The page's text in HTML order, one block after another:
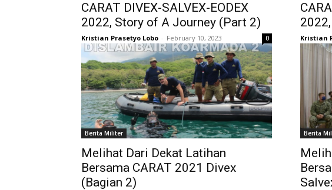
CARAT DIVEX-SALVEX-EODEX
2022, Story of A Journey (Part 2)
Kristian Prasetyo Lobo - February 10, 2023 0 Kristian
Berita Militer
Melihat Dari Dekat Latihan
Bersama CARAT 2021 Divex
(Bagian 2)
Berita